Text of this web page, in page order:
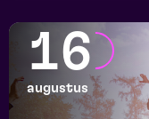
16
augustus